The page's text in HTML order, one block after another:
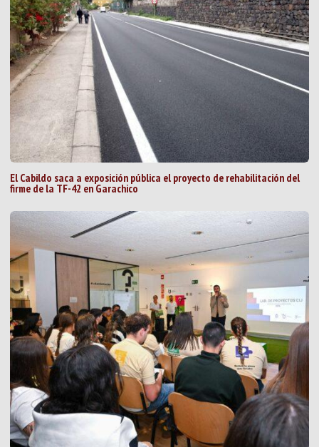
El Cabildo saca a exposición pública el proyecto de rehabilitación del
firme de la TF-42 en Garachico